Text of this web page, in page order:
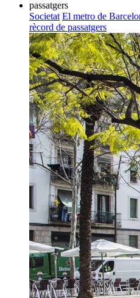
Societat El metro de
rècord de passatgers